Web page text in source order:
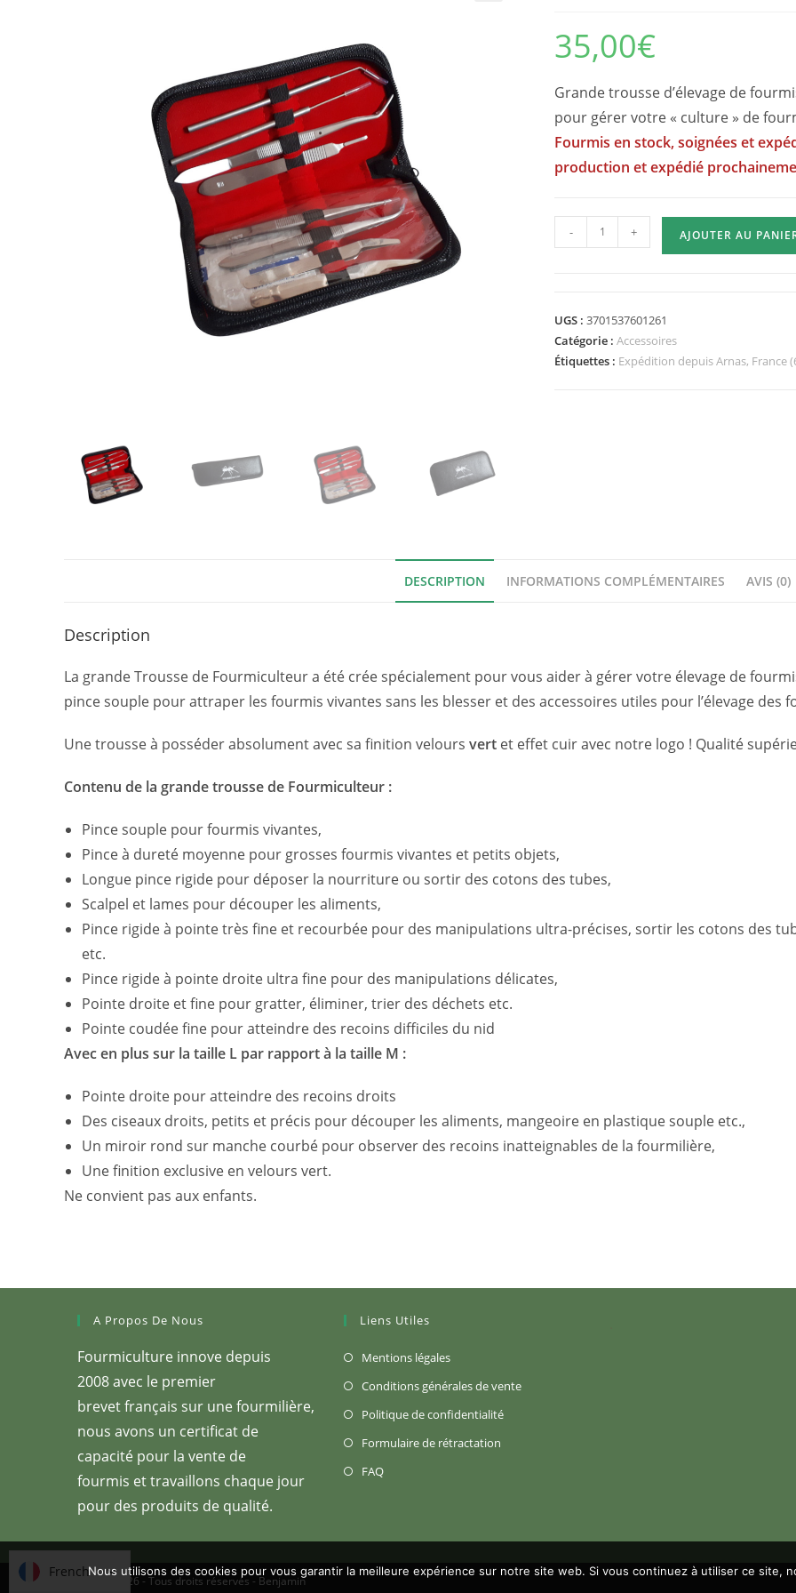
35,00€
Grande trousse d’élevage de
pour gérer votre « culture » de
Fourmis en stock, soignées et
production et expédié
quantité
de
Fourmiculteur
-
Taille
- + AJOUTER AU
UGS : 3701537601261
Catégorie : Accessoires
Étiquettes : Expédition depuis Arnas, France
DESCRIPTION INFORMATIONS COMPLÉMENTAIRES AVIS (0)
Description
La grande Trousse de Fourmiculteur a été crée spécialement pour vous aider à gérer votre élevage de
pince souple pour attraper les fourmis vivantes sans les blesser et des accessoires utiles pour l’élevage des
Une trousse à posséder absolument avec sa finition velours vert et effet cuir avec notre logo ! Qualité
Contenu de la grande trousse de Fourmiculteur :
Pince souple pour fourmis vivantes,
Pince à dureté moyenne pour grosses fourmis vivantes et petits objets,
Longue pince rigide pour déposer la nourriture ou sortir des cotons des tubes,
Scalpel et lames pour découper les aliments,
Pince rigide à pointe très fine et recourbée pour des manipulations ultra-précises, sortir les cotons des
etc.
Pince rigide à pointe droite ultra fine pour des manipulations délicates,
Pointe droite et fine pour gratter, éliminer, trier des déchets etc.
Pointe coudée fine pour atteindre des recoins difficiles du nid
Avec en plus sur la taille L par rapport à la taille M :
Pointe droite pour atteindre des recoins droits
Des ciseaux droits, petits et précis pour découper les aliments, mangeoire en plastique souple etc.,
Un miroir rond sur manche courbé pour observer des recoins inatteignables de la fourmilière,
Une finition exclusive en velours vert.
Ne convient pas aux enfants.
A Propos De Nous
Fourmiculture innove depuis
2008 avec le premier
brevet français sur une fourmilière,
nous avons un certificat de
capacité pour la vente de
fourmis et travaillons chaque jour
pour des produits de qualité.
Liens Utiles
Mentions légalesS’ouvre
nouvel
onglet
Conditions générales de venteS’ouvre
Politique de confidentialitéS’ouvre
Formulaire de rétractation
FAQS’ouvre
Copyright 2026 - Tous droits réservés - Benjamin
FrenchNous utilisons des cookies pour vous garantir la meilleure expérience sur notre site web. Si vous continuez à utiliser ce site,
French